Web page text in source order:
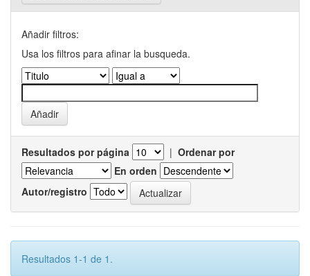
Añadir filtros:
Usa los filtros para afinar la busqueda.
Resultados por página | Ordenar por
En orden
Autor/registro
Resultados 1-1 de 1.